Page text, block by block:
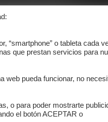
“smartphone” o tableta cada
que prestan servicios para
web pueda funcionar, no
o para poder mostrarte
el botón ACEPTAR o